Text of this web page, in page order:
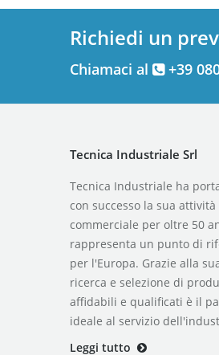
Richiedi un
Chiamaci al +39
Tecnica Industriale Srl
Tecnica Industriale ha
con successo la sua attività
commerciale per oltre 50
rappresenta un punto di
per l'Europa. Grazie alla
ricerca e selezione di
affidabili e qualificati è il
ideale al servizio
Leggi tutto